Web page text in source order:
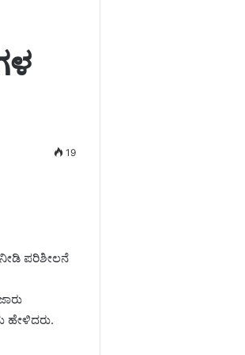
19
ಪರಿಶೀಲನೆ
ಹೇಳಿದರು.